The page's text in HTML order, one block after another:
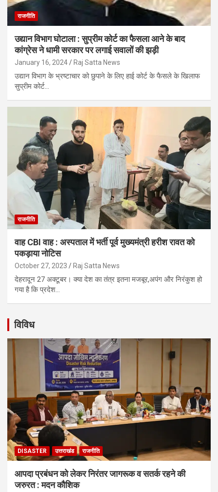
राजनीति
उद्यान विभाग घोटाला : सुप्रीम कोर्ट का फैसला आने के बाद
कांग्रेस ने धामी सरकार पर लगाई सवालों की झड़ी
January 16, 2024 Raj Satta News
उद्यान विभाग के भ्रष्टाचार को छुपाने के लिए हाई कोर्ट के फैसले के खिलाफ
सुप्रीम कोर्ट…
राजनीति
वाह CBI वाह : अस्पताल में भर्ती पूर्व मुख्यमंत्री हरीश रावत को
पकड़ाया नोटिस
October 27, 2023 Raj Satta News
देहरादून 27 अक्टूबर। क्या देश का तंत्र इतना मजबूर,अपंग और निरंकुश हो
गया है कि प्रदेश…
विविध
DISASTER उत्तराखंड राजनीति
आपदा प्रबंधन को लेकर निरंतर जागरूक व सतर्क रहने की
जरुरत : मदन कौशिक